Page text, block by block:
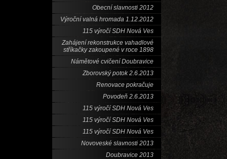
Obecní slavnosti 2012
Výroční valná hromada 1.12.2012
115 výročí SDH Nová Ves
Zahájení rekonstrukce vahadlové
stříkačky zakoupené v roce 1898
Námětové cvičení Doubravice
Zborovský potok 2.6.2013
Renovace pokračuje
Povodeň 2.6.2013
115 výročí SDH Nová Ves
115 výročí SDH Nová Ves
115 výročí SDH Nová Ves
Novoveské slavnosti 2013
Doubravice 2013